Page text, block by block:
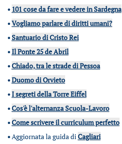
• 101 cose da fare e vedere in Sardegna
•Vogliamo parlare di diritti umani?
•Santuario di Cristo Rei
•Il Ponte 25 de Abril
•Chiado, tra le strade di Pessoa
•Duomo di Orvieto
•I segreti della Torre Eiffel
•Cos'è l'alternanza Scuola-Lavoro
•Come scrivere il curriculum perfetto
•Aggiornata la guida diCagliari